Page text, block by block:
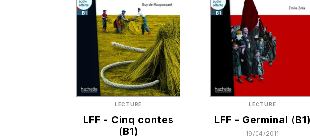
LECTURE
LFF - Cinq contes
(B1)
LECTURE
LFF - Germinal (B1)
19/04/2011